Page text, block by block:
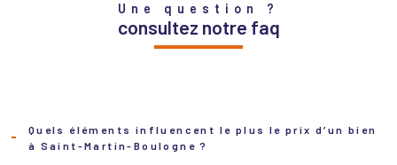
Une question ?
consultez notre faq
Quels éléments influencent le plus le prix d’un bien
à Saint-Martin-Boulogne ?